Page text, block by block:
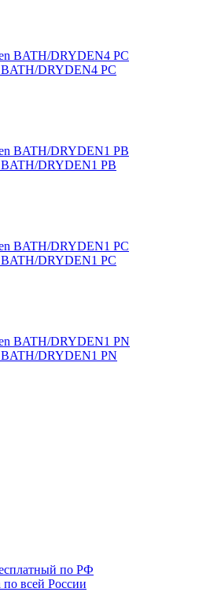
DRYDEN4 PC
BATH/DRYDEN1 PB
DRYDEN1 PC
BATH/DRYDEN1 PN
по РФ
по всей России